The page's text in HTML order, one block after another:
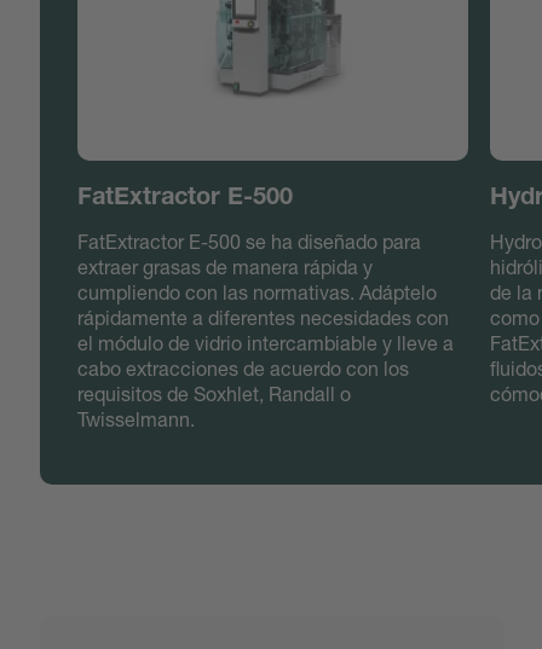
FatExtractor E-500
FatExtractor E-500 se ha diseñado para
extraer grasas de manera rápida y
cumpliendo con las normativas. Adáptelo
rápidamente a diferentes necesidades con
el módulo de vidrio intercambiable y lleve a
cabo extracciones de acuerdo con los
requisitos de Soxhlet, Randall o
Twisselmann.
de la